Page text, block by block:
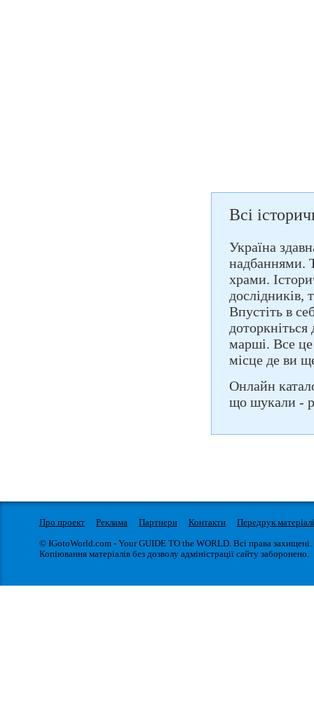
Всі
Україна
надбаннями.
храми.
дослідників,
Впустіть в
доторкніться
марші. Все це
місце де ви
Онлайн
що шукали -
Про проект Реклама Партнери Контакти
Передрук
© IGotoWorld.com - Your GUIDE TO the WORLD. Всі права захищені.
Копіювання матеріалів без дозволу адміністрації сайту заборонено.